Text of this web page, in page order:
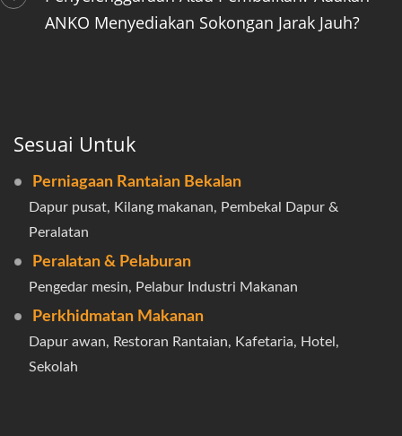
ANKO Menyediakan Sokongan Jarak Jauh?
Sesuai Untuk
Perniagaan Rantaian Bekalan
Dapur pusat, Kilang makanan, Pembekal Dapur &
Peralatan
Peralatan & Pelaburan
Pengedar mesin, Pelabur Industri Makanan
Perkhidmatan Makanan
Dapur awan, Restoran Rantaian, Kafetaria, Hotel,
Sekolah